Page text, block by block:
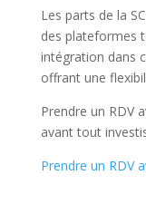
Les parts de la
des plateformes
intégration dans
offrant une
Prendre un RDV
avant tout
Prendre un RDV